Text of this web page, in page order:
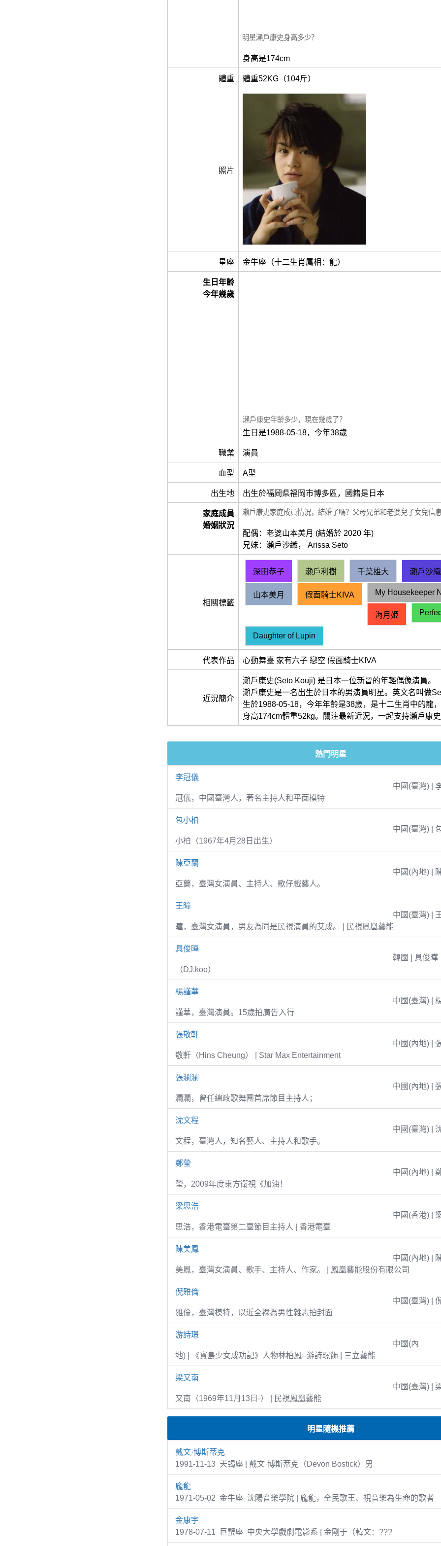
明星瀨戶康史身高多少？
身高是174cm
體重 體重52KG（104斤）
照片
星座 金牛座（十二生肖属相：龍）
生日年齡
今年幾歲
瀨戶康史年齡多少，現在幾歲了？
生日是1988-05-18，今年38歲
職業 演員
血型 A型
出生地 出生於福岡県福岡市博多區，國籍是日本
家庭成員
婚姻狀況
瀨戶康史家庭成員情況，結婚了嗎？父母兄弟和老婆兒子女兒信息
配偶：老婆山本美月 (結婚於 2020 年)
兄妹：瀨戶沙織， Arissa Seto
相關標籤
深田恭子 瀨戶利樹 千葉雄大 瀨戶沙織
山本美月 假面騎士KIVA My Housekeeper
海月姫
Daughter of Lupin
代表作品 心動舞臺 家有六子 戀空 假面騎士KIVA
近況簡介
瀨戶康史(Seto Kouji) 是日本一位新晉的年輕偶像演員。
瀨戶康史是一名出生於日本的男演員明星。英文名叫做
生於1988-05-18，今年年齡是38歲，是十二生肖中的龍
身高174cm體重52kg。關注最新近況，一起支持瀨戶康史
熱門明星
李冠儀
中國(臺灣) |
冠儀，中國臺灣人，著名主持人和平面模特
包小柏
中國(臺灣) |
小柏（1967年4月28日出生）
陳亞蘭
中國(內地) |
亞蘭，臺灣女演員、主持人、歌仔戲藝人。
王瞳
中國(臺灣) |
瞳，臺灣女演員，男友為同是民視演員的艾成。 | 民視鳳凰藝能
具俊曄
韓國 | 具俊曄
（DJ.koo）
楊謹華
中國(臺灣) |
謹華，臺灣演員。15歲拍廣告入行
張敬軒
中國(內地) |
敬軒（Hins Cheung） | Star Max Entertainment
張瀾瀾
中國(內地) |
瀾瀾，曾任總政歌舞團首席節目主持人；
沈文程
中國(臺灣) |
文程，臺灣人，知名藝人、主持人和歌手。
鄭瑩
中國(內地) |
瑩，2009年度東方衛視《加油！
梁思浩
中國(香港) |
思浩，香港電臺第二臺節目主持人 | 香港電臺
陳美鳳
中國(內地) |
美鳳，臺灣女演員、歌手、主持人、作家。 | 鳳凰藝能股份有限公司
倪雅倫
中國(臺灣) |
雅倫，臺灣模特，以近全裸為男性雜志拍封面
游詩璟
中國(內
地) | 《寶島少女成功記》人物林柏鳳--游詩璟飾 | 三立藝能
梁又南
中國(臺灣) |
又南（1969年11月13日-） | 民視鳳凰藝能
明星隨機推薦
戴文·博斯蒂克
1991-11-13 天蝎座 | 戴文·博斯蒂克（Devon Bostick）男
龐龍
1971-05-02 金牛座 沈陽音樂學院 | 龐龍，全民歌王、視音樂為生命的歌者
金康宇
1978-07-11 巨蟹座 中央大學戲劇電影系 | 金剛于（韓文：???